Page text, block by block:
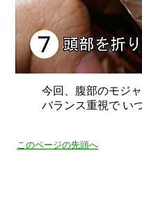
今回、腹部のモジ
バランス重視で いつ
このページの先頭へ